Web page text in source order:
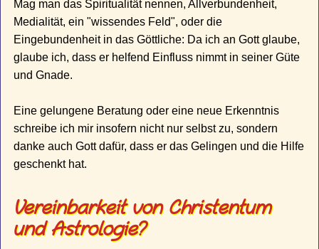
Mag man das Spiritualität nennen, Allverbundenheit,
Medialität, ein "wissendes Feld", oder die
Eingebundenheit in das Göttliche: Da ich an Gott glaube,
glaube ich, dass er helfend Einfluss nimmt in seiner Güte
und Gnade.
Eine gelungene Beratung oder eine neue Erkenntnis
schreibe ich mir insofern nicht nur selbst zu, sondern
danke auch Gott dafür, dass er das Gelingen und die Hilfe
geschenkt hat.
Vereinbarkeit von Christentum
und Astrologie?